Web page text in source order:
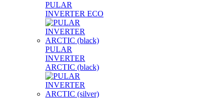
PULAR
INVERTER ECO
PULAR
INVERTER
ARCTIC (black)